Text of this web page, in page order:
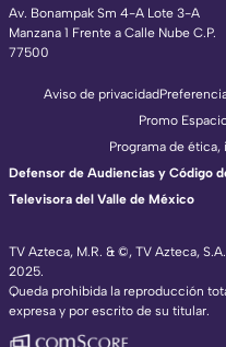
Av. Bonampak Sm 4-A Lote 3-A
Manzana 1 Frente a Calle Nube C.P.
77500
TV Azteca, M.R. & ©, TV Azteca,
2025.
Queda prohibida la reproducción
expresa y por escrito de su titular.
Aviso de privacidad
Promo
Programa de
Defensor de Audiencias y Código
Televisora del Valle de México